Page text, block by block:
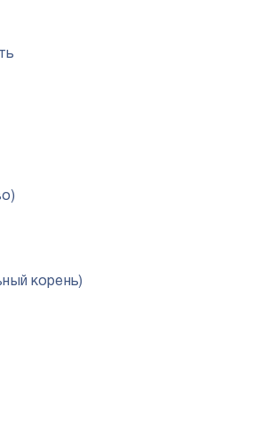
корень)